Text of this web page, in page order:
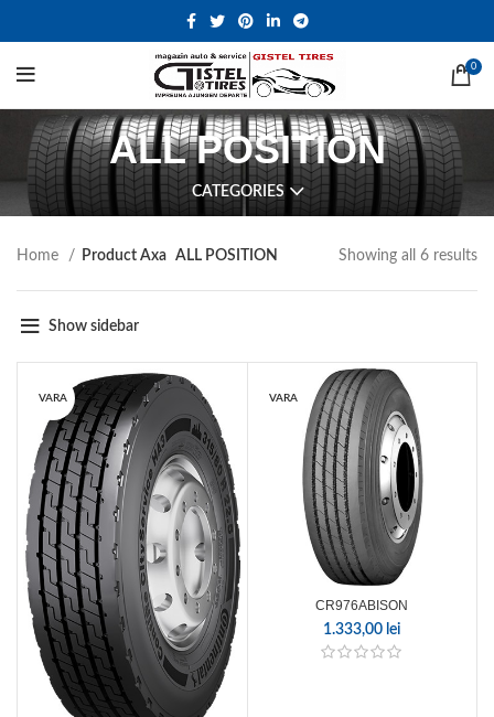
0
ALL POSITION
CATEGORIES
Home Product Axa ALL POSITION Showing all 6 results
Show sidebar
VARA VARA
CR976ABISON
1.333,00 lei